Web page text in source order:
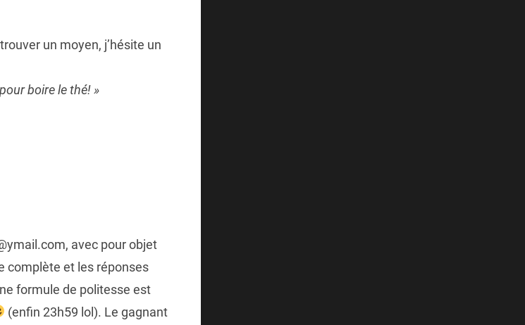
un moyen, j’hésite un
boire le thé! »
avec pour objet
complète et les réponses
formule de politesse est
(enfin 23h59 lol). Le gagnant